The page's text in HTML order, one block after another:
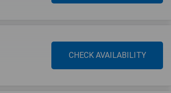
CHECK AVAILABILITY